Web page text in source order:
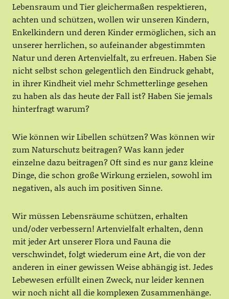
Lebensraum und Tier gleichermaßen respektieren,
achten und schützen, wollen wir unseren Kindern,
Enkelkindern und deren Kinder ermöglichen, sich an
unserer herrlichen, so aufeinander abgestimmten
Natur und deren Artenvielfalt, zu erfreuen. Haben Sie
nicht selbst schon gelegentlich den Eindruck gehabt,
in ihrer Kindheit viel mehr Schmetterlinge gesehen
zu haben als das heute der Fall ist? Haben Sie jemals
hinterfragt warum?
Wie können wir Libellen schützen? Was können wir
zum Naturschutz beitragen? Was kann jeder
einzelne dazu beitragen? Oft sind es nur ganz kleine
Dinge, die schon große Wirkung erzielen, sowohl im
negativen, als auch im positiven Sinne.
Wir müssen Lebensräume schützen, erhalten
und/oder verbessern! Artenvielfalt erhalten, denn
mit jeder Art unserer Flora und Fauna die
verschwindet, folgt wiederum eine Art, die von der
anderen in einer gewissen Weise abhängig ist. Jedes
Lebewesen erfüllt einen Zweck, nur leider kennen
wir noch nicht all die komplexen Zusammenhänge.